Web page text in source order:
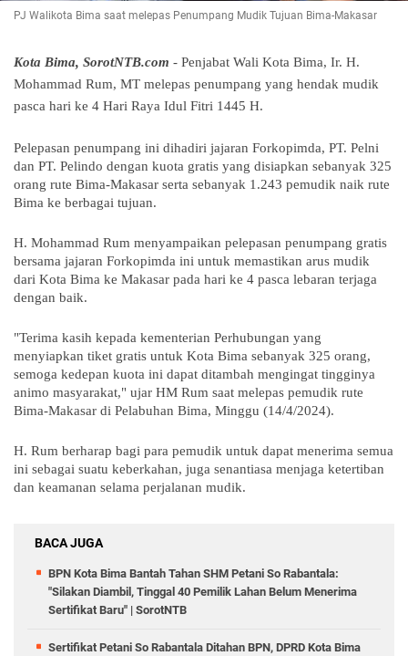
PJ Walikota Bima saat melepas Penumpang Mudik Tujuan Bima-Makasar
Kota Bima, SorotNTB.com - Penjabat Wali Kota Bima, Ir. H.
Mohammad Rum, MT melepas penumpang yang hendak mudik
pasca hari ke 4 Hari Raya Idul Fitri 1445 H.
Pelepasan penumpang ini dihadiri jajaran Forkopimda, PT. Pelni
dan PT. Pelindo dengan kuota gratis yang disiapkan sebanyak 325
orang rute Bima-Makasar serta sebanyak 1.243 pemudik naik rute
Bima ke berbagai tujuan.
H. Mohammad Rum menyampaikan pelepasan penumpang gratis
bersama jajaran Forkopimda ini untuk memastikan arus mudik
dari Kota Bima ke Makasar pada hari ke 4 pasca lebaran terjaga
dengan baik.
"Terima kasih kepada kementerian Perhubungan yang
menyiapkan tiket gratis untuk Kota Bima sebanyak 325 orang,
semoga kedepan kuota ini dapat ditambah mengingat tingginya
animo masyarakat," ujar HM Rum saat melepas pemudik rute
Bima-Makasar di Pelabuhan Bima, Minggu (14/4/2024).
H. Rum berharap bagi para pemudik untuk dapat menerima semua
ini sebagai suatu keberkahan, juga senantiasa menjaga ketertiban
dan keamanan selama perjalanan mudik.
BACA JUGA
BPN Kota Bima Bantah Tahan SHM Petani So Rabantala:
"Silakan Diambil, Tinggal 40 Pemilik Lahan Belum Menerima
Sertifikat Baru" | SorotNTB
Sertifikat Petani So Rabantala Ditahan BPN, DPRD Kota Bima